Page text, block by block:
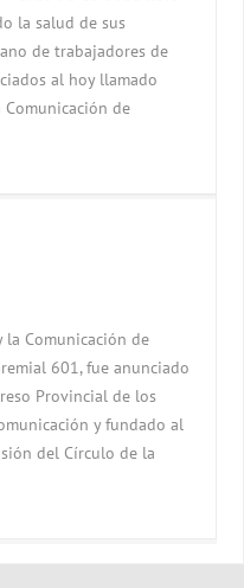
la salud de sus
de trabajadores de
al hoy llamado
de
la Comunicación de
601, fue anunciado
Provincial de los
y fundado al
del Círculo de la